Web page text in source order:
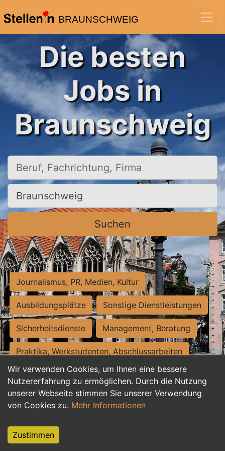
BRAUNSCHWEIG
Wir verwenden Cookies, um Ihnen eine bessere
Nutzererfahrung zu ermöglichen. Durch die Nutzung
unserer Webseite stimmen Sie unserer Verwendung
von Cookies zu. Mehr Informationen
Zustimmen
Die besten
Jobs in
Braunschweig
Beruf, Fachrichtung, Firma
Ort, Stadt
Suchen
Journalismus, PR, Medien, Kultur
Ausbildungsplätze Sonstige Dienstleistungen
Sicherheitsdienste Management, Beratung
Praktika, Werkstudenten, Abschlussarbeiten
Personalwesen Assistenz, Sekretariat
Hilfskräfte, Aushilfs- und Nebenjobs
Weiterbildung, Studium, duale Ausbildung